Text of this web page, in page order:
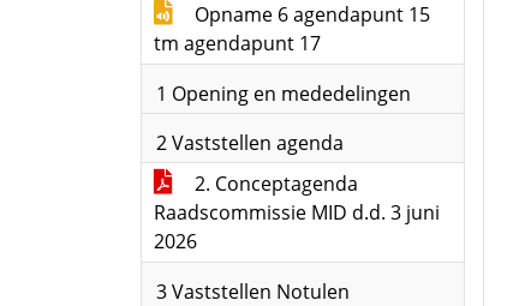
Opname 6 agendapunt 15
tm agendapunt 17
1 Opening en mededelingen
2 Vaststellen agenda
2. Conceptagenda
Raadscommissie MID d.d. 3 juni
2026
3 Vaststellen Notulen